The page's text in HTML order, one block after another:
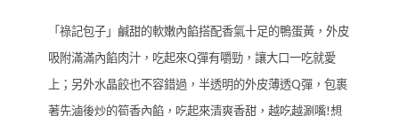
「祿記包子」鹹甜的軟嫩內餡搭配香氣十足的鴨蛋黃，外皮
吸附滿滿內餡肉汁，吃起來Q彈有嚼勁，讓大口一吃就愛
上；另外水晶餃也不容錯過，半透明的外皮薄透Q彈，包裹
著先滷後炒的筍香內餡，吃起來清爽香甜，越吃越涮嘴!想